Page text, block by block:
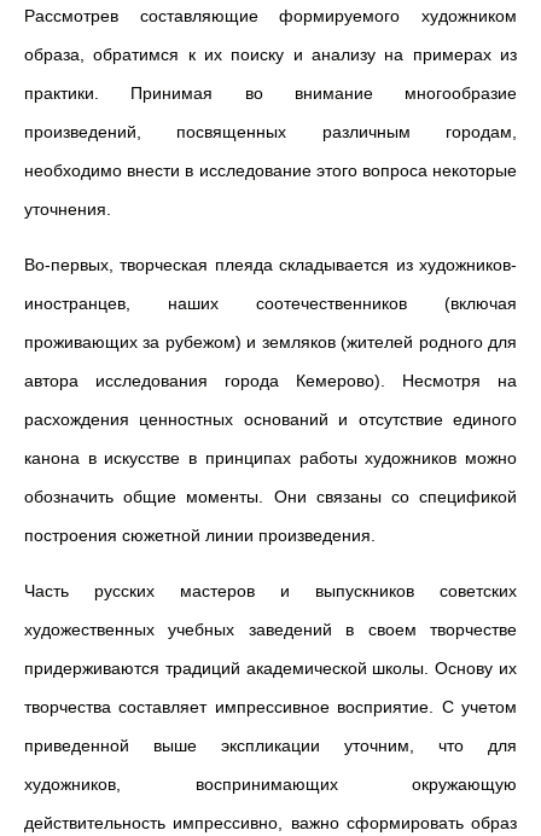
Рассмотрев составляющие формируемого художником
образа, обратимся к их поиску и анализу на примерах из
практики. Принимая во внимание многообразие
произведений, посвященных различным городам,
необходимо внести в исследование этого вопроса некоторые
уточнения.
Во-первых, творческая плеяда складывается из художников-
иностранцев, наших соотечественников (включая
проживающих за рубежом) и земляков (жителей родного для
автора исследования города Кемерово). Несмотря на
расхождения ценностных оснований и отсутствие единого
канона в искусстве в принципах работы художников можно
обозначить общие моменты. Они связаны со спецификой
построения сюжетной линии произведения.
Часть русских мастеров и выпускников советских
художественных учебных заведений в своем творчестве
придерживаются традиций академической школы. Основу их
творчества составляет импрессивное восприятие. С учетом
приведенной выше экспликации уточним, что для
художников, воспринимающих окружающую
действительность импрессивно, важно сформировать образ